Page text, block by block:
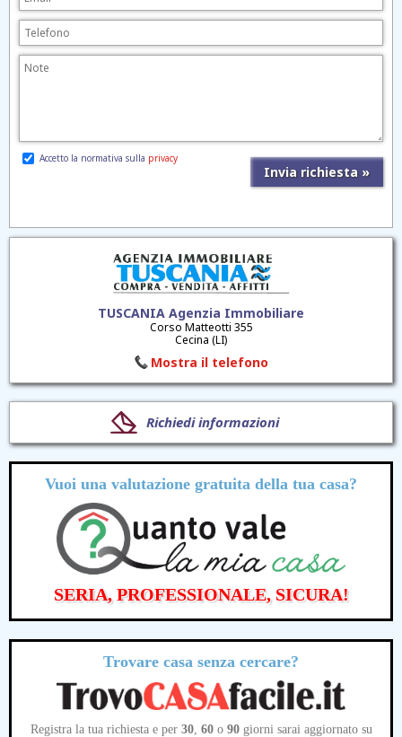
Accetto la normativa sulla privacy
TUSCANIA Agenzia Immobiliare
Corso Matteotti 355
Cecina (LI)
Mostra il telefono
Richiedi informazioni
Vuoi una valutazione gratuita della tua casa?
SERIA, PROFESSIONALE, SICURA!
Trovare casa senza cercare?
Registra la tua richiesta e per 30, 60o 90giorni sarai aggiornato su